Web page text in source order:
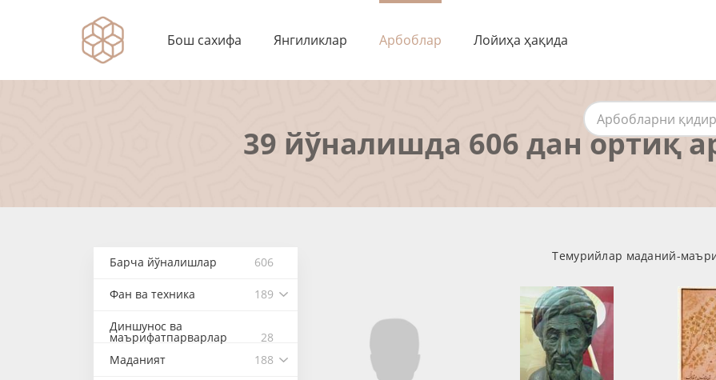
Бош сахифа Янгиликлар Арбоблар Лойиҳа ҳақида
39 йўналишда 606 дан ортиқ
Барча йўналишлар 606
Фан ва техника 189
Диншунос ва
маърифатпарварлар
28
Маданият
188
Темурийлар маданий-